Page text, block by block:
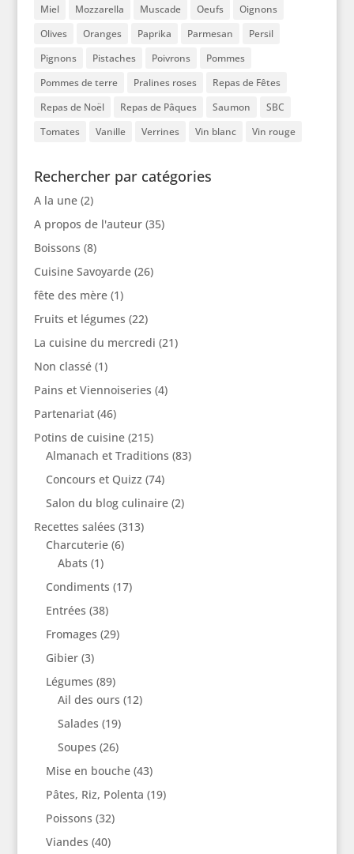
Miel Mozzarella Muscade Oeufs
Oignons
Olives
Oranges Paprika Parmesan
Persil
Pignons
Pistaches Poivrons
Pommes
Pommes de terre
Pralines roses
Repas de Fêtes
Repas de Noël
Repas de Pâques Saumon
SBC
Tomates
Vanille Verrines Vin blanc Vin rouge
Rechercher par catégories
A la une(2)
A propos de l'auteur(35)
Boissons (8)
Cuisine Savoyarde(26)
fête des mère(1)
Fruits et légumes (22)
La cuisine du mercredi (21)
Non classé(1)
Pains et Viennoiseries (4)
Partenariat(46)
Potins de cuisine(215)
Almanach et Traditions (83)
Concours et Quizz (74)
Salon du blog culinaire(2)
Recettes salées (313)
Charcuterie(6)
Abats (1)
Condiments (17)
Entrées (38)
Fromages (29)
Gibier(3)
Légumes (89)
Ail des ours (12)
Salades (19)
Soupes (26)
Mise en bouche(43)
Pâtes, Riz, Polenta (19)
Poissons (32)
Viandes (40)